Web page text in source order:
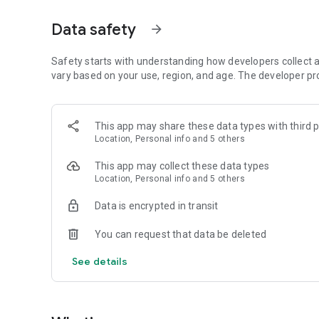
Zgjidh Nisjen duke levizur me gisht harten ose duke
Zgjidh kategorine e makines qe preferon duke u bazuar
Per disa caste aplikacioni do kerkoje per shoferet me te
makines, targen dhe ngjyren e makines.
Ju mund te komunikoni me shoferin direkt por, mund te
Pasi shoferi ka mberritur, ai fillon udhetimin bashke me
Ju mund te paguani ne 3 menyra: Cash, me balancen
Pasi keni bere pagesen, Jepni vleresimn per shoferin dhe
Se shpejti edhe sherbime te tjera..
Data safety arrow_forward
Safety starts with understanding how developers collect
vary based on your use, region, and age. The developer
This app may share these data types with third
Location, Personal info and 5 others
This app may collect these data types
Location, Personal info and 5 others
Data is encrypted in transit
You can request that data be deleted
See details